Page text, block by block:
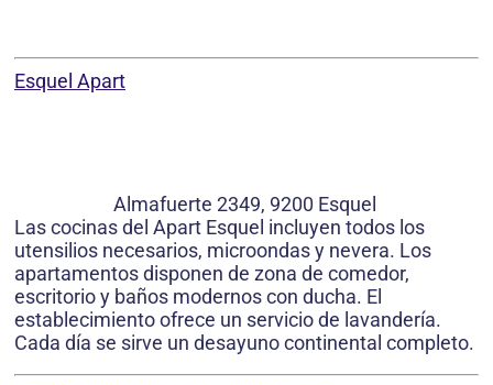
Esquel Apart
Almafuerte 2349, 9200 Esquel
Las cocinas del Apart Esquel incluyen todos los
utensilios necesarios, microondas y nevera. Los
apartamentos disponen de zona de comedor,
escritorio y baños modernos con ducha. El
establecimiento ofrece un servicio de lavandería.
Cada día se sirve un desayuno continental completo.